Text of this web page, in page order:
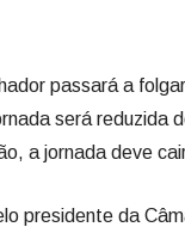
passará a
será reduzida
a jornada deve
presidente da